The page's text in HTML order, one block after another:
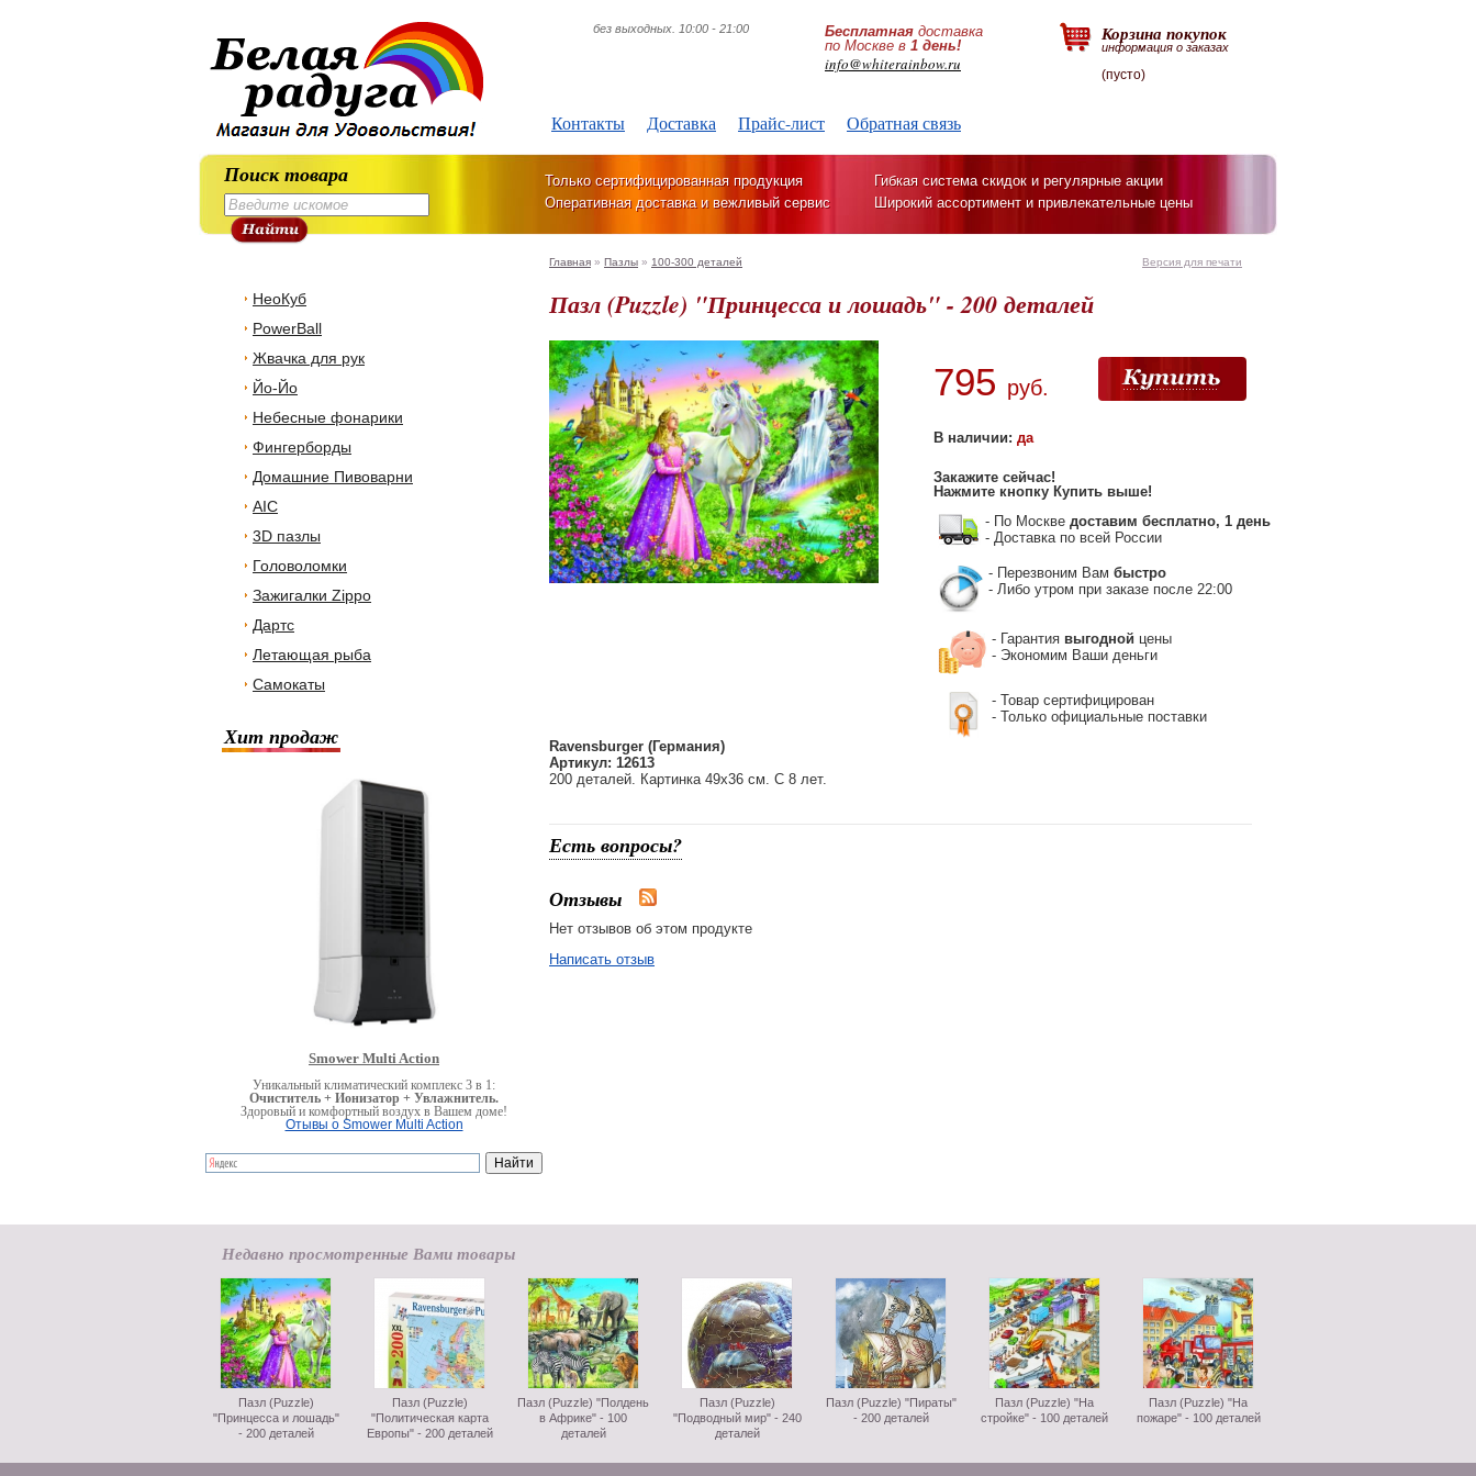
Контакты Доставка Прайс-лист Обратная связь
без выходных. 10:00 - 21:00 Бесплатная доставка
по Москве в 1 день!
info@whiterainbow.ru
Корзина покупок
информация о заказах
(пусто)
Поиск товара Только сертифицированная продукция
Гибкая система скидок и регулярные акции
Оперативная доставка и вежливый сервис
Широкий ассортимент и привлекательные цены
НеоКуб
PowerBall
Жвачка для рук
Йо-Йо
Небесные фонарики
Фингерборды
Домашние Пивоварни
AIC
3D пазлы
Головоломки
Зажигалки Zippo
Дартс
Летающая рыба
Самокаты
Хит продаж
Smower Multi Action
Уникальный климатический комплекс 3 в 1:
Очиститель + Ионизатор + Увлажнитель.
Здоровый и комфортный воздух в Вашем доме!
Отывы о Smower Multi Action
Версия для печати
Главная » Пазлы » 100-300 деталей
Пазл (Puzzle) "Принцесса и лошадь" - 200 деталей
795 руб.
В наличии: да
Закажите сейчас!
Нажмите кнопку Купить выше!
- По Москве доставим бесплатно, 1 день
- Доставка по всей России
- Перезвоним Вам быстро
- Либо утром при заказе после 22:00
- Гарантия выгодной цены
- Экономим Ваши деньги
- Товар сертифицирован
- Только официальные поставки
Ravensburger (Германия)
Артикул: 12613
200 деталей. Картинка 49х36 см. С 8 лет.
Есть вопросы?
Отзывы
Нет отзывов об этом продукте
Написать отзыв
Недавно просмотренные Вами товары
Пазл (Puzzle)
"Принцесса и лошадь"
- 200 деталей
Пазл (Puzzle)
"Политическая карта
Европы" - 200 деталей
Пазл (Puzzle) "Полдень
в Африке" - 100
деталей
Пазл (Puzzle)
"Подводный мир" - 240
деталей
Пазл (Puzzle) "Пираты"
- 200 деталей
Пазл (Puzzle) "На
стройке" - 100 деталей
Пазл (Puzzle) "На
пожаре" - 100 деталей